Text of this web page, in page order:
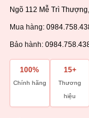
Ngõ 112 Mễ Trì
Mua hàng:
Bảo hành:
100%
Chính hãng
15+
Thương
hiệu